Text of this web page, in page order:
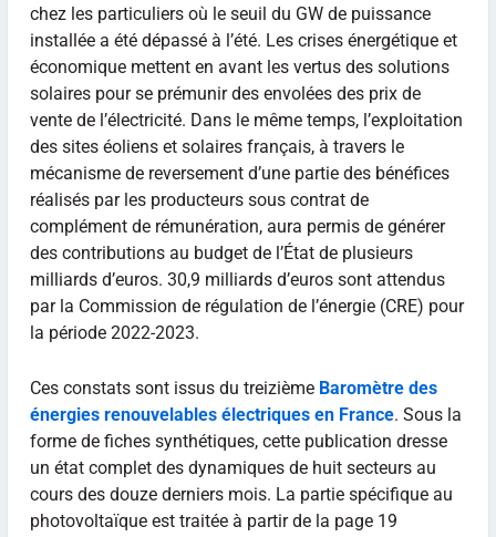
chez les particuliers où le seuil du GW de puissance
installée a été dépassé à l’été. Les crises énergétique et
économique mettent en avant les vertus des solutions
solaires pour se prémunir des envolées des prix de
vente de l’électricité. Dans le même temps, l’exploitation
des sites éoliens et solaires français, à travers le
mécanisme de reversement d’une partie des bénéfices
réalisés par les producteurs sous contrat de
complément de rémunération, aura permis de générer
des contributions au budget de l’État de plusieurs
milliards d’euros. 30,9 milliards d’euros sont attendus
par la Commission de régulation de l’énergie (CRE) pour
la période 2022-2023.
Ces constats sont issus du treizièmeBaromètre des
énergies renouvelables électriques en France. Sous la
forme de fiches synthétiques, cette publication dresse
un état complet des dynamiques de huit secteurs au
cours des douze derniers mois. La partie spécifique au
photovoltaïque est traitée à partir de la page 19